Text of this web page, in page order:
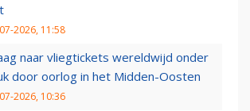
2026, 11:58
naar vliegtickets wereldwijd onder
door oorlog in het Midden-Oosten
2026, 10:36